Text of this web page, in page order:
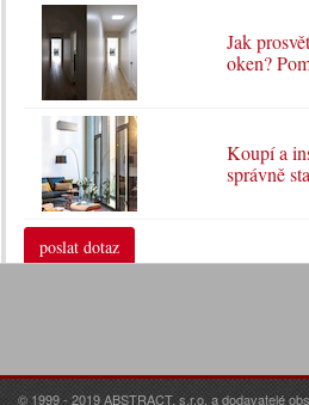
Jak
oken?
Koupí a
správně
poslat dotaz
© 1999 - 2019 ABSTRACT, s.r.o. a dodavatelé